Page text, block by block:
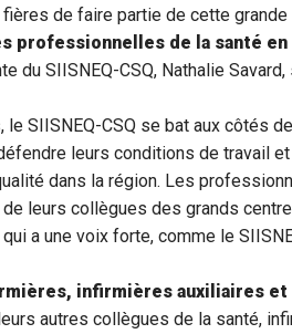
de faire partie de cette
professionnelles de la santé
du SIISNEQ-CSQ, Nathalie
le SIISNEQ-CSQ se bat aux côtés
leurs conditions de travail
dans la région. Les
leurs collègues des grands
a une voix forte, comme le
infirmières auxiliaires
autres collègues de la santé,